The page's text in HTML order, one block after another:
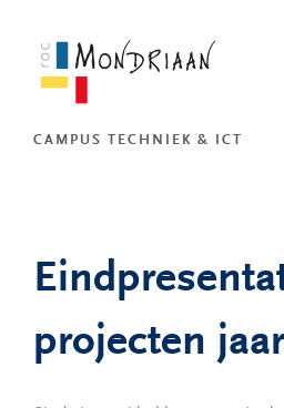
CAMPUS TECHNIEK & ICT
projecten